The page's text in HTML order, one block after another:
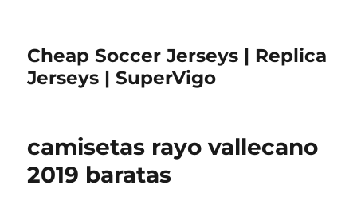
Cheap Soccer Jerseys | Replica
Jerseys | SuperVigo
camisetas rayo vallecano
2019 baratas